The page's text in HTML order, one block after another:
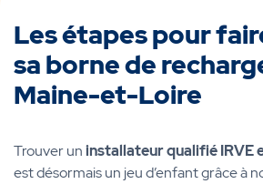
Les étapes pour
sa borne de
Maine-et-Loire
Trouver uninstallateur qualifié IRVE
est désormais un jeu d’enfant grâce à